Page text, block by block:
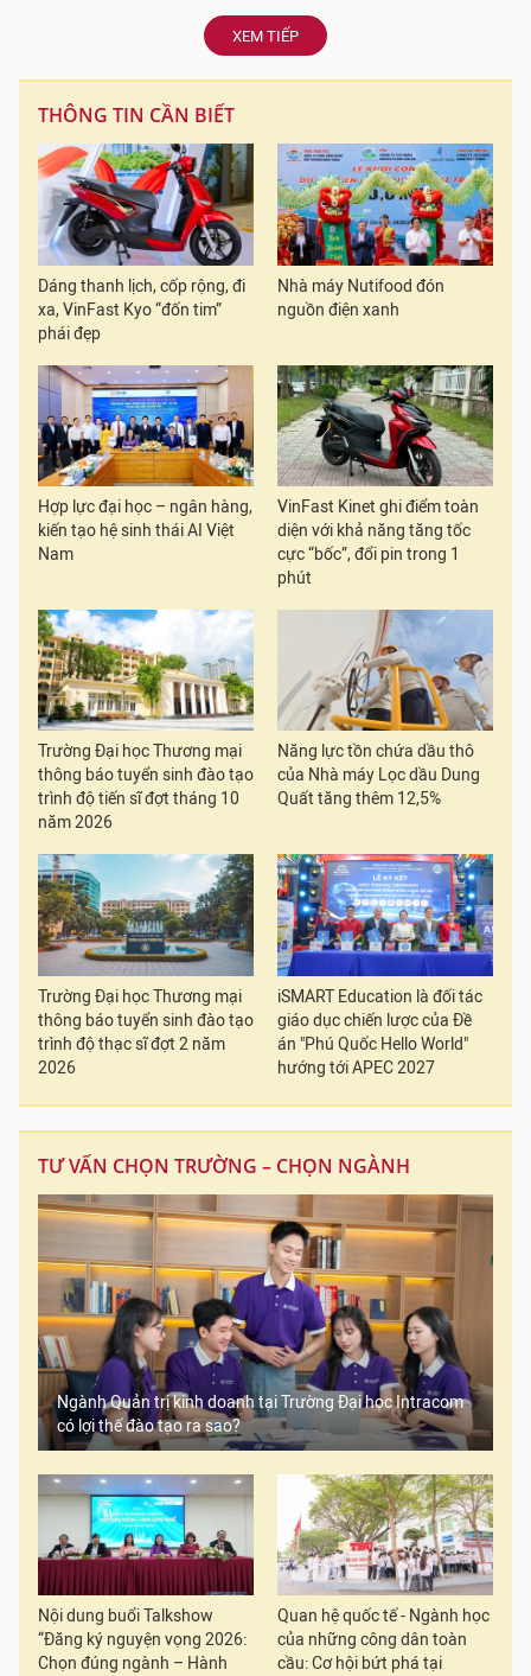
XEM TIẾP
THÔNG TIN CẦN BIẾT
Dáng thanh lịch, cốp rộng, đi
xa, VinFast Kyo “đốn tim”
phái đẹp
Nhà máy Nutifood đón
nguồn điện xanh
Hợp lực đại học – ngân hàng,
kiến tạo hệ sinh thái AI Việt
Nam
VinFast Kinet ghi điểm toàn
diện với khả năng tăng tốc
cực “bốc”, đổi pin trong 1
phút
Trường Đại học Thương mại
thông báo tuyển sinh đào tạo
trình độ tiến sĩ đợt tháng 10
năm 2026
Năng lực tồn chứa dầu thô
của Nhà máy Lọc dầu Dung
Quất tăng thêm 12,5%
Trường Đại học Thương mại
thông báo tuyển sinh đào tạo
trình độ thạc sĩ đợt 2 năm
2026
iSMART Education là đối tác
giáo dục chiến lược của Đề
án "Phú Quốc Hello World"
hướng tới APEC 2027
TƯ VẤN CHỌN TRƯỜNG – CHỌN NGÀNH
Ngành Quản trị kinh doanh tại Trường Đại học Intracom
có lợi thế đào tạo ra sao?
Nội dung buổi Talkshow
“Đăng ký nguyện vọng 2026:
Chọn đúng ngành – Hành
Quan hệ quốc tế - Ngành học
của những công dân toàn
cầu: Cơ hội bứt phá tại